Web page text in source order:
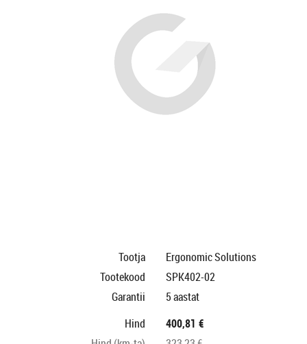
Tootja
Ergonomic Solutions
Tootekood
SPK402-02
Garantii
5 aastat
Hind
400,81 €